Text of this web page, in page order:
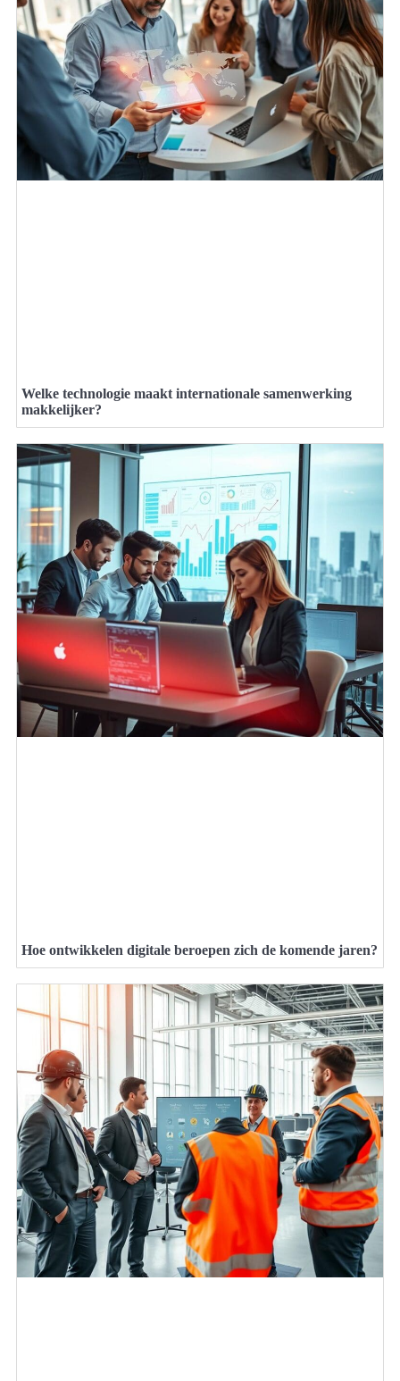
Welke technologie maakt internationale samenwerking
makkelijker?
Hoe ontwikkelen digitale beroepen zich de komende jaren?